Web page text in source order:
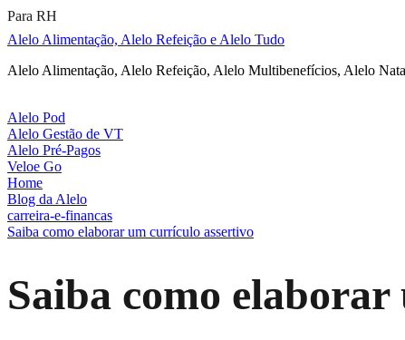
Para RH
Alelo Alimentação, Alelo Refeição e Alelo Tudo
Alelo Alimentação, Alelo Refeição, Alelo Multibenefícios, Alelo
Alelo Pod
Alelo Gestão de VT
Alelo Pré-Pagos
Veloe Go
Home
Blog da Alelo
carreira-e-financas
Saiba como elaborar um currículo assertivo
Saiba como